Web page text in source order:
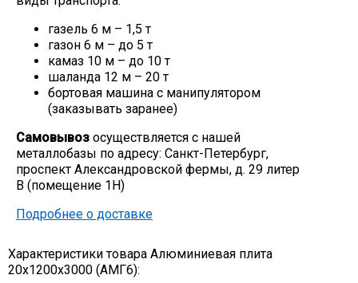
газель 6 м – 1,5 т
газон 6 м – до 5 т
камаз 10 м – до 10 т
шаланда 12 м – 20 т
бортовая машина с манипулятором
(заказывать заранее)
Самовывоз осуществляется с нашей
металлобазы по адресу: Санкт-Петербург,
проспект Александровской фермы, д. 29 литер
В (помещение 1Н)
Подробнее о доставке
Характеристики товара Алюминиевая плита
20х1200х3000 (АМГ6):